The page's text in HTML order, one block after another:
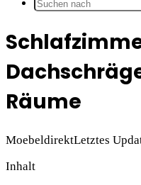
Räume
MoebeldirektLetztes
Inhalt